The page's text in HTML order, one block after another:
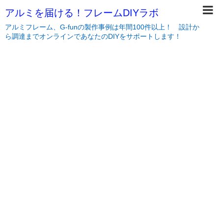
アルミを届ける！フレームDIYラボ
アルミフレーム、G-funの製作事例は年間100件以上！ 設計か
ら調達までオンラインであなたのDIYをサポートします！